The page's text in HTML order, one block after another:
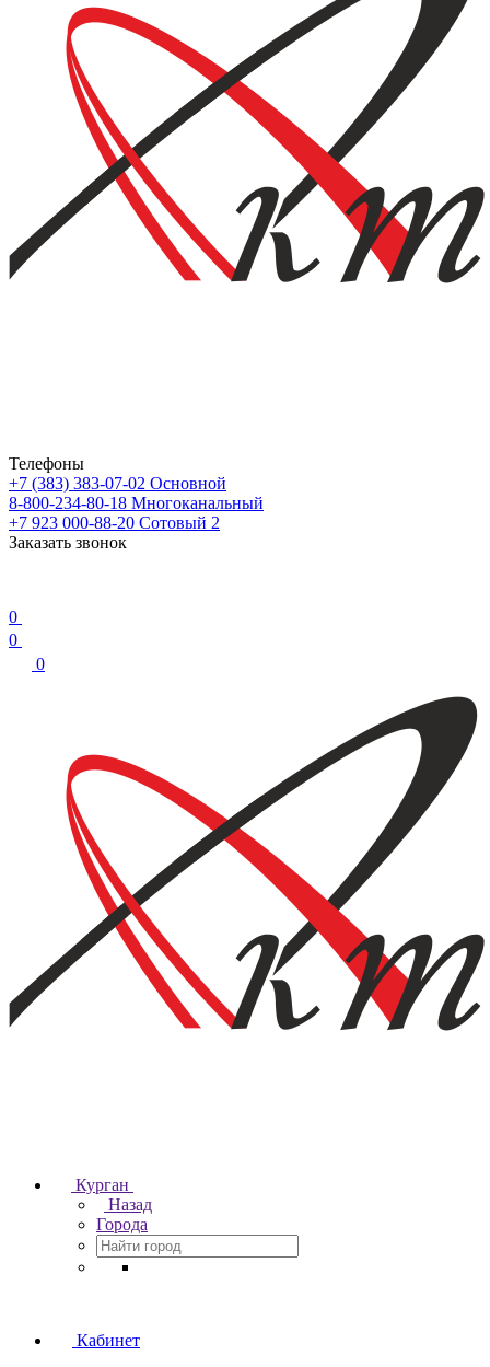
Телефоны
+7 (383) 383-07-02 Основной
8-800-234-80-18 Многоканальный
+7 923 000-88-20 Сотовый 2
Заказать звонок
0
0
0
Курган
Назад
Города
Кабинет